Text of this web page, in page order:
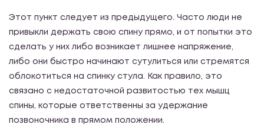
Этот пункт следует из предыдущего. Часто люди не
привыкли держать свою спину прямо, и от попытки это
сделать у них либо возникает лишнее напряжение,
либо они быстро начинают сутулиться или стремятся
облокотиться на спинку стула. Как правило, это
связано с недостаточной развитостью тех мышц
спины, которые ответственны за удержание
позвоночника в прямом положении.